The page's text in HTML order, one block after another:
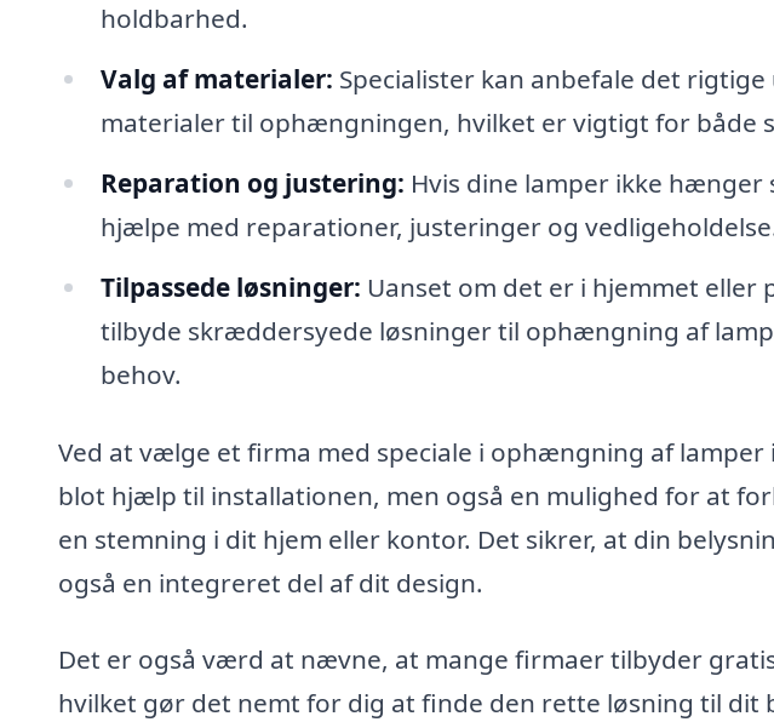
holdbarhed.
Valg af materialer: Specialister kan anbefale det
materialer til ophængningen, hvilket er vigtigt for både
Reparation og justering: Hvis dine lamper ikke hænger
hjælpe med reparationer, justeringer og
Tilpassede løsninger: Uanset om det er i hjemmet eller
tilbyde skræddersyede løsninger til ophængning af
behov.
Ved at vælge et firma med speciale i ophængning af lamper
blot hjælp til installationen, men også en mulighed for at
en stemning i dit hjem eller kontor. Det sikrer, at din
også en integreret del af dit design.
Det er også værd at nævne, at mange firmaer tilbyder
hvilket gør det nemt for dig at finde den rette løsning til dit